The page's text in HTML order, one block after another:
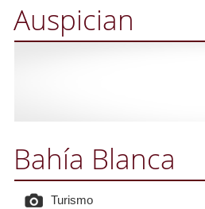
Auspician
Bahía Blanca
Turismo